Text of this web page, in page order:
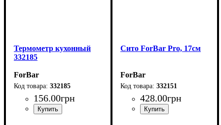
Термометр кухонный
332185
ForBar
332185
156.00грн
Сито ForBar Pro, 17см
ForBar
332151
428.00грн